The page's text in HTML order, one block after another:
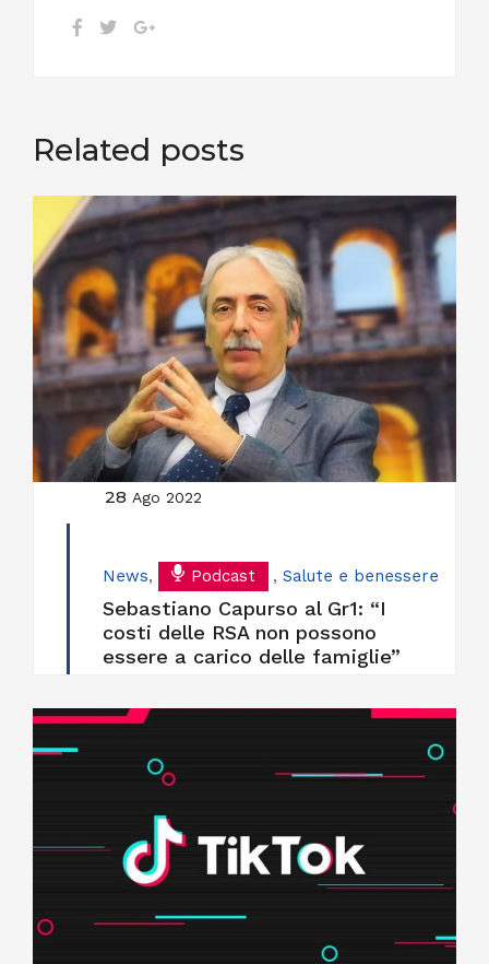
Related posts
28 Ago 2022
News, Podcast , Salute e benessere
Sebastiano Capurso al Gr1: “I
costi delle RSA non possono
essere a carico delle famiglie”